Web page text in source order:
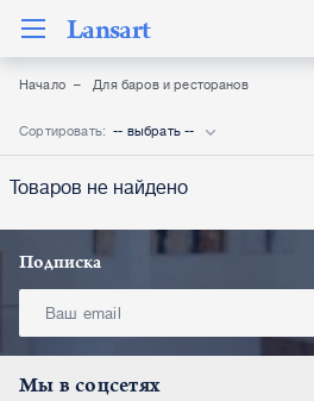
Lansart
Начало Для баров и ресторанов
Сортировать: -- выбрать --
Товаров не найдено
Подписка
Мы в соцсетях